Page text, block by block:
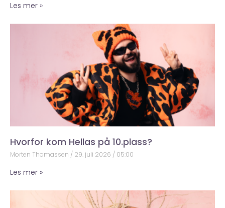
Les mer »
Hvorfor kom Hellas på 10.plass?
Morten Thomassen 29. juli 2026 05:00
Les mer »